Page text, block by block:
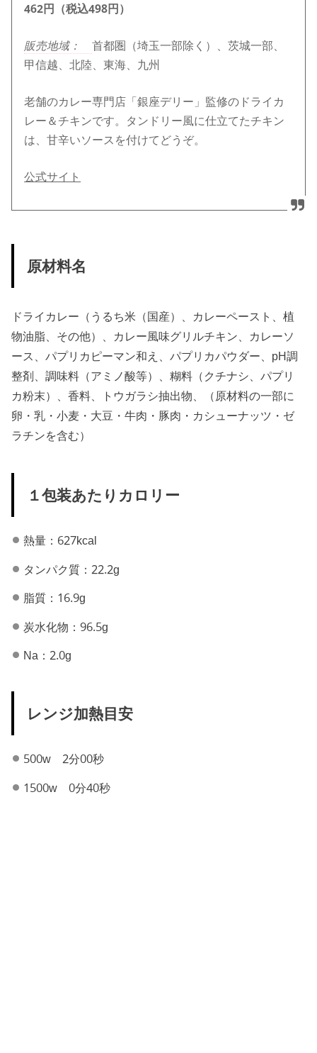
462円（税込498円）
販売地域：首都圏（埼玉一部除く）、茨城一部、
甲信越、北陸、東海、九州
老舗のカレー専門店「銀座デリー」監修のドライカ
レー＆チキンです。タンドリー風に仕立てたチキン
は、甘辛いソースを付けてどうぞ。
公式サイト
原材料名
ドライカレー（うるち米（国産）、カレーペースト、植
物油脂、その他）、カレー風味グリルチキン、カレーソ
ース、パプリカピーマン和え、パプリカパウダー、pH調
整剤、調味料（アミノ酸等）、糊料（クチナシ、パプリ
カ粉末）、香料、トウガラシ抽出物、（原材料の一部に
卵・乳・小麦・大豆・牛肉・豚肉・カシューナッツ・ゼ
ラチンを含む）
１包装あたりカロリー
熱量：627kcal
タンパク質：22.2g
脂質：16.9g
炭水化物：96.5g
Na：2.0g
レンジ加熱目安
500w 2分00秒
1500w 0分40秒